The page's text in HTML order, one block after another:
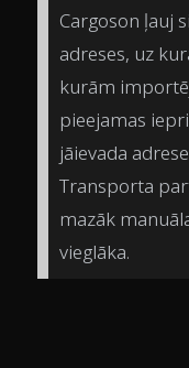
Cargoson ļauj
adreses, uz
kurām
pieejamas
jāievada
Transporta
mazāk
vieglāka.